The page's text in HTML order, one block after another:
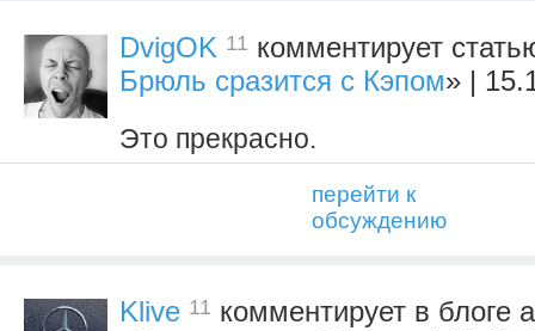
DvigOK 11 комментирует
Брюль сразится с Кэпом» |
Это прекрасно.
перейти к
обсуждению
Klive 11 комментирует в блоге